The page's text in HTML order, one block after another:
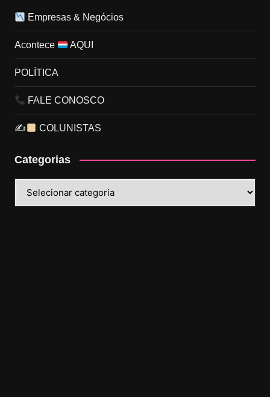
Empresas & Negócios
Acontece AQUI
POLÍTICA
FALE CONOSCO
✍ COLUNISTAS
Categorias